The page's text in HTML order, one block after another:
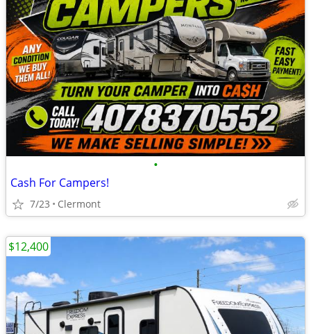
•
Cash For Campers!
7/23 Clermont
$12,400